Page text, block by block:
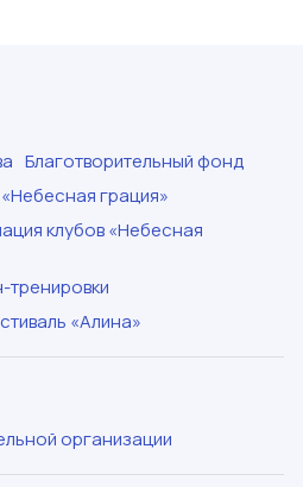
Благотворительный фонд
грация»
клубов «Небесная
«Алина»
организации